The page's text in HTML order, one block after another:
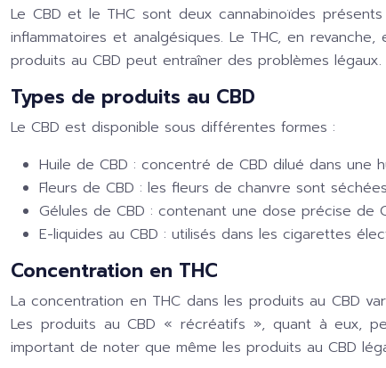
Le CBD et le THC sont deux cannabinoïdes
inflammatoires et analgésiques. Le THC, en
produits au CBD peut entraîner des problèmes légaux.
Types de produits au CBD
Le CBD est disponible sous différentes formes :
Huile de CBD : concentré de CBD dilué dans une
Fleurs de CBD : les fleurs de chanvre sont
Gélules de CBD : contenant une dose précise de
E-liquides au CBD : utilisés dans les cigarettes
Concentration en THC
La concentration en THC dans les produits au CBD
Les produits au CBD « récréatifs », quant à eux,
important de noter que même les produits au CBD